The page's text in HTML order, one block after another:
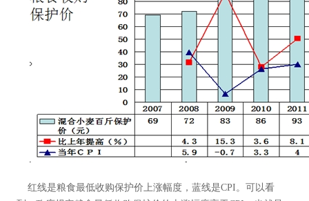
红线是粮食最低收购保护价上涨幅度，蓝线是CPI。可以看